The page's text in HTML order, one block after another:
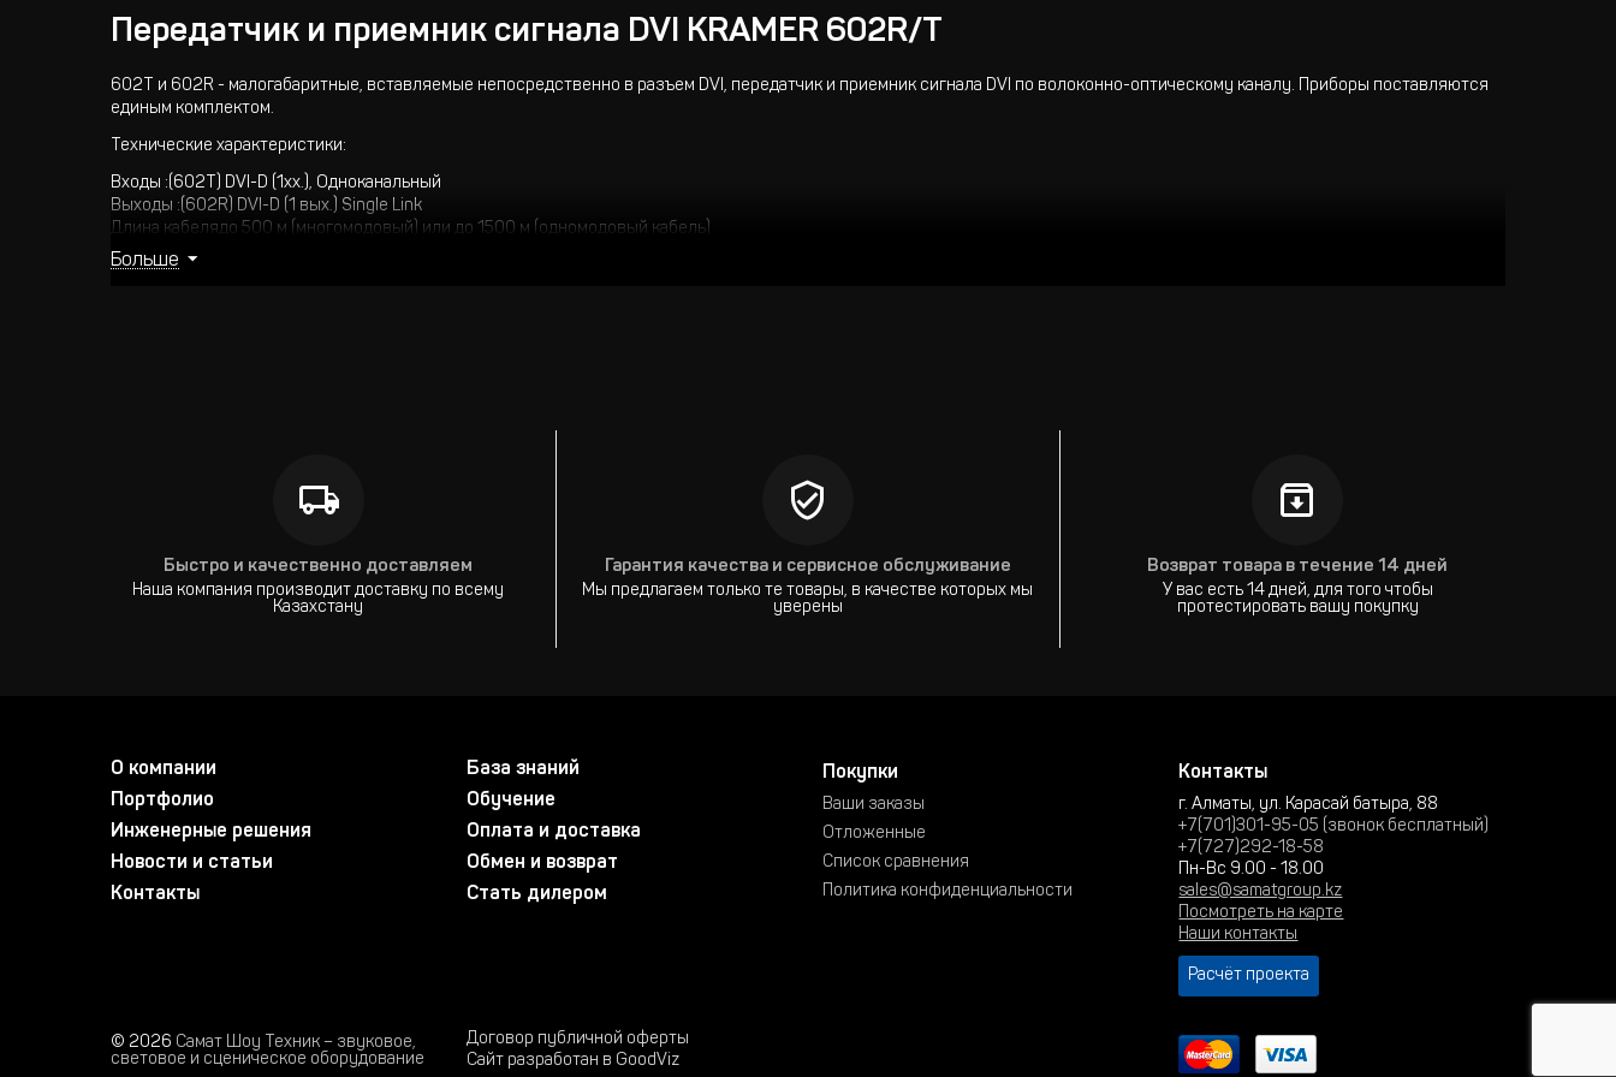
Передатчик и приемник сигнала DVI KRAMER 602R/T
602T и 602R - малогабаритные, вставляемые непосредственно в разъем DVI, передатчик и приемник сигнала DVI по волоконно-оптическому каналу. Приборы поставляются
единым комплектом.
Технические характеристики:
Входы :(602T) DVI-D (1хх.), Одноканальный
Выходы :(602R) DVI-D (1 вых.) Single Link
Длина кабелядо 500 м (многомодовый) или до 1500 м (одномодовый кабель)
Разрешениедо WUXGA при 60 Гц (1,65 Гбит / с) или 1080p / 60
Питание = 5 В, <500 мА
Больше
Быстро и качественно доставляем
Наша компания производит доставку по всему
Казахстану
Гарантия качества и сервисное обслуживание
Мы предлагаем только те товары, в качестве которых мы
уверены
Возврат товара в течение 14 дней
У вас есть 14 дней, для того чтобы
протестировать вашу покупку
О компании
Портфолио
Инженерные решения
Новости и статьи
Контакты
База знаний
Обучение
Оплата и доставка
Обмен и возврат
Стать дилером
Покупки
Ваши заказы
Отложенные
Список сравнения
Политика конфиденциальности
Контакты
г. Алматы, ул. Карасай батыра, 88
+7(701)301-95-05 (звонок бесплатный)
+7(727)292-18-58
Пн-Вс 9.00 - 18.00
sales@samatgroup.kz
Посмотреть на карте
Наши контакты
Расчёт проекта
© 2026 Самат Шоу Техник – звуковое,
световое и сценическое оборудование
Договор публичной оферты
Сайт разработан в GoodViz